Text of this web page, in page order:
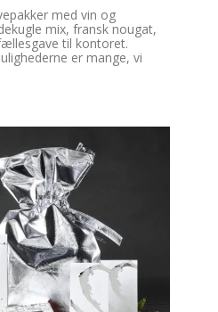
med vin og
mix, fransk nougat,
til kontoret.
er mange, vi